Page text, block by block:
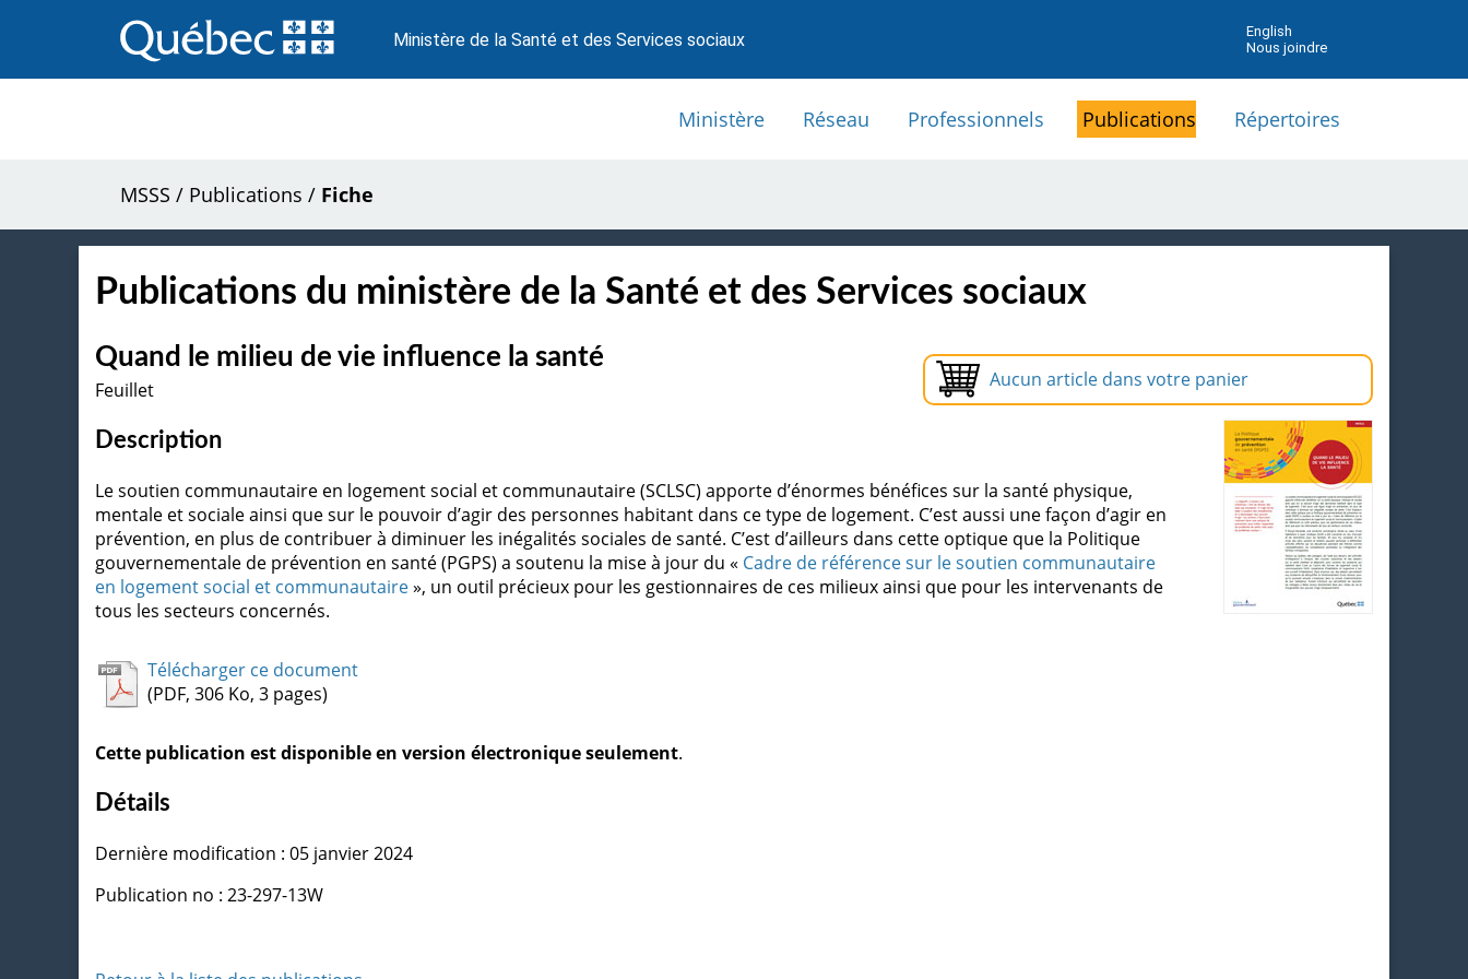
au
contenu
Ministère de la Santé et des Services sociaux
English
Nous joindre
Ministère Réseau Professionnels Publications Répertoires
MSSS / Publications / Fiche
Publications du ministère de la Santé et des Services sociaux
Aucun article dans votre panier
Quand le milieu de vie influence la santé
Feuillet
Description
Le soutien communautaire en logement social et communautaire (SCLSC) apporte d’énormes bénéfices sur la santé physique,
mentale et sociale ainsi que sur le pouvoir d’agir des personnes habitant dans ce type de logement. C’est aussi une façon d’agir en
prévention, en plus de contribuer à diminuer les inégalités sociales de santé. C’est d’ailleurs dans cette optique que la Politique
gouvernementale de prévention en santé (PGPS) a soutenu la mise à jour du « Cadre de référence sur le soutien communautaire
en logement social et communautaire», un outil précieux pour les gestionnaires de ces milieux ainsi que pour les intervenants de
tous les secteurs concernés.
Télécharger ce document
(PDF, 306 Ko, 3 pages)
Cette publication est disponible en version électronique seulement.
Détails
Dernière modification : 05 janvier 2024
Publication no : 23-297-13W